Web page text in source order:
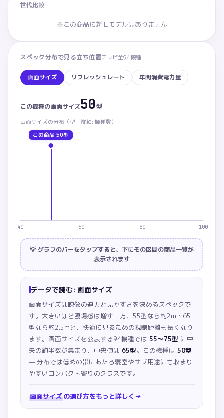
世代比較
※この商品に新旧モデルはありません
スペック分布で見る立ち位置テレビ全94機種
画面サイズ リフレッシュレート 年間消費電力量
画面サイズ：この商品 50型。カテゴリ内 下から14%
この機種の画面サイズ50型
画面サイズの分布（型・ 縦軸: 機種数）
この商品 50型
40 60 80 100
💡 グラフのバーをタップすると、下にその区間の商品一覧が
表示されます
データで読む: 画面サイズ
画面サイズは映像の迫力と見やすさを決めるスペックで
す。大きいほど臨場感は増す一方、55型なら約2m・65
型なら約2.5mと、快適に見るための視聴距離も長くなり
ます。 画面サイズを公表する94機種では 55〜75型 に中
央の約半数が集まり、中央値は 65型。この機種は 50型
— 分布では低めの帯にあたる寝室やサブ用途にも収まり
やすいコンパクト寄りのクラスです。
画面サイズの選び方をもっと詳しく →